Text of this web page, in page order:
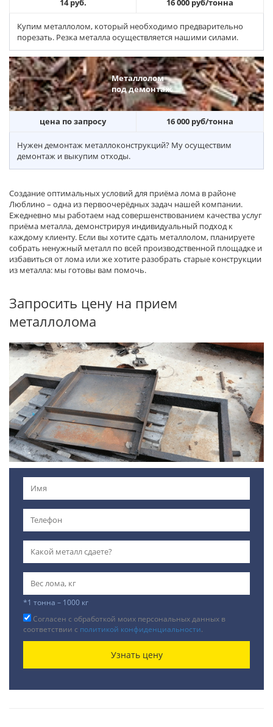
14 руб. 16 000 руб/тонна
Купим металлолом, который необходимо предварительно
порезать. Резка металла осуществляется нашими силами.
Металлолом
под демонтаж
цена по запросу 16 000 руб/тонна
Нужен демонтаж металлоконструкций? Му осуществим
демонтаж и выкупим отходы.
Создание оптимальных условий для приёма лома в районе
Люблино – одна из первоочерёдных задач нашей компании.
Ежедневно мы работаем над совершенствованием качества услуг
приёма металла, демонстрируя индивидуальный подход к
каждому клиенту. Если вы хотите сдать металлолом, планируете
собрать ненужный металл по всей производственной площадке и
избавиться от лома или же хотите разобрать старые конструкции
из металла: мы готовы вам помочь.
Запросить цену на прием
металлолома
*1 тонна – 1000 кг
Согласен с обработкой моих персональных данных в
соответствии с политикой конфиденциальности.
Узнать цену